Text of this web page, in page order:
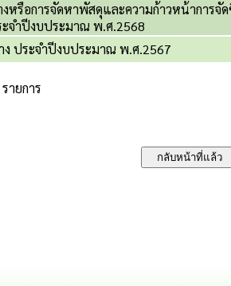
งหรือการจัดหาพัสดุและความก้าวหน้าการจัด
จําปีงบประมาณ พ.ศ.2568
ง ประจำปีงบประมาณ พ.ศ.2567
ายการ